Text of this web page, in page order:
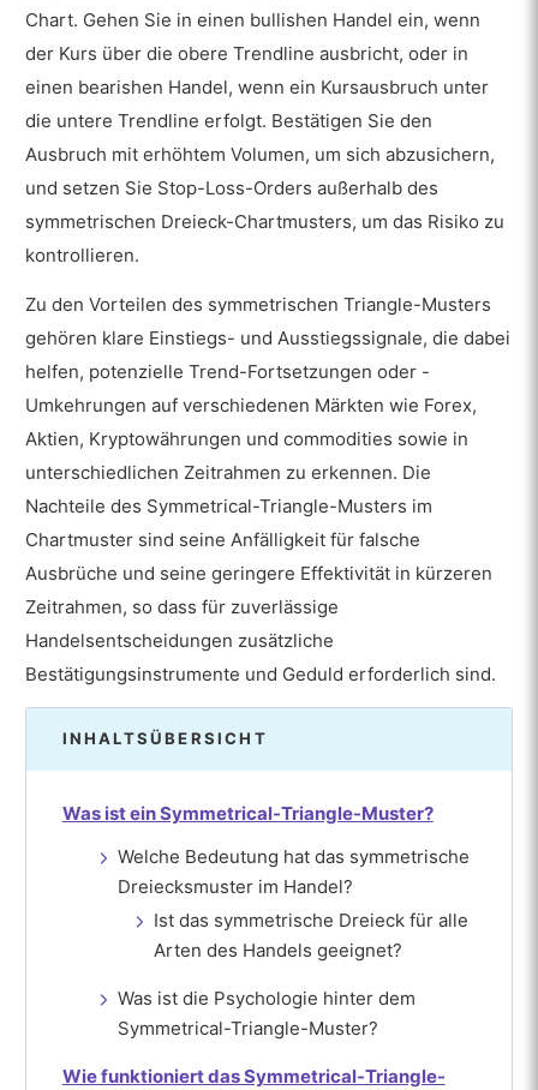
Chart. Gehen Sie in einen bullishen Handel ein, wenn
der Kurs über die obere Trendline ausbricht, oder in
einen bearishen Handel, wenn ein Kursausbruch unter
die untere Trendline erfolgt. Bestätigen Sie den
Ausbruch mit erhöhtem Volumen, um sich abzusichern,
und setzen Sie Stop-Loss-Orders außerhalb des
symmetrischen Dreieck-Chartmusters, um das Risiko zu
kontrollieren.
Zu den Vorteilen des symmetrischen Triangle-Musters
gehören klare Einstiegs- und Ausstiegssignale, die dabei
helfen, potenzielle Trend-Fortsetzungen oder -
Umkehrungen auf verschiedenen Märkten wie Forex,
Aktien, Kryptowährungen und commodities sowie in
unterschiedlichen Zeitrahmen zu erkennen. Die
Nachteile des Symmetrical-Triangle-Musters im
Chartmuster sind seine Anfälligkeit für falsche
Ausbrüche und seine geringere Effektivität in kürzeren
Zeitrahmen, so dass für zuverlässige
Handelsentscheidungen zusätzliche
Bestätigungsinstrumente und Geduld erforderlich sind.
INHALTSÜBERSICHT
Was ist ein Symmetrical-Triangle-Muster?
Welche Bedeutung hat das symmetrische
Dreiecksmuster im Handel?
Ist das symmetrische Dreieck für alle
Arten des Handels geeignet?
Was ist die Psychologie hinter dem
Symmetrical-Triangle-Muster?
Wie funktioniert das Symmetrical-Triangle-